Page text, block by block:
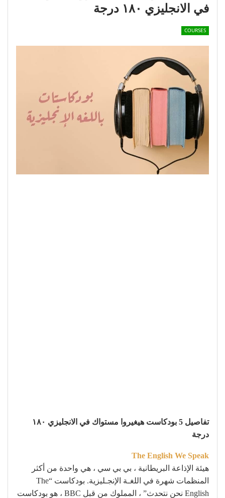
في الانجليزي ١٨٠ درجة
COURSES
تفاصيل 5 بودكاست هيغيروا مستواك في الانجليزي ١٨٠
درجة
The English We Speak
هيئة الإذاعة البريطانية ، بي بي سي ، هي واحدة من أكثر
المنظمات شهرة في اللغـة الإنجـليزية. بودكاست “The
English نحن نتحدث” ، المملوك من قبل BBC ، هو بودكاست